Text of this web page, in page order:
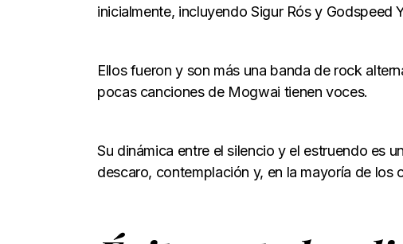
inicialmente, incluyendo Sigur Rós y Godspeed
Ellos fueron y son más una banda de rock
pocas canciones de Mogwai tienen voces.
Su dinámica entre el silencio y el estruendo es
descaro, contemplación y, en la mayoría de los